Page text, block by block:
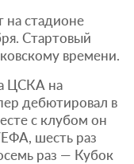
на стадионе
Стартовый
времени.
ЦСКА на
дебютировал в
с клубом он
шесть раз
раз — Кубок